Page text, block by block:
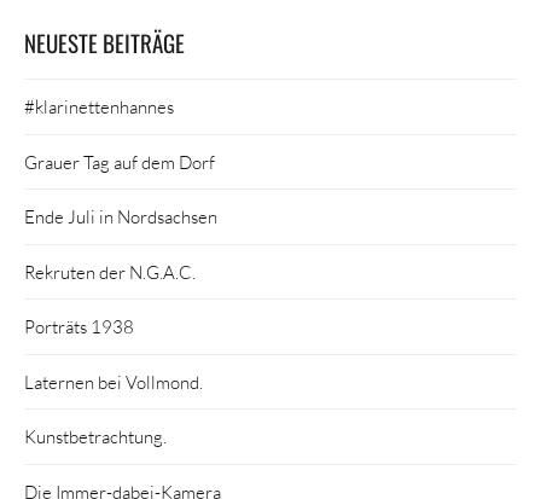
NEUESTE BEITRÄGE
#klarinettenhannes
Grauer Tag auf dem Dorf
Ende Juli in Nordsachsen
Rekruten der N.G.A.C.
Porträts 1938
Laternen bei Vollmond.
Kunstbetrachtung.
Die Immer-dabei-Kamera